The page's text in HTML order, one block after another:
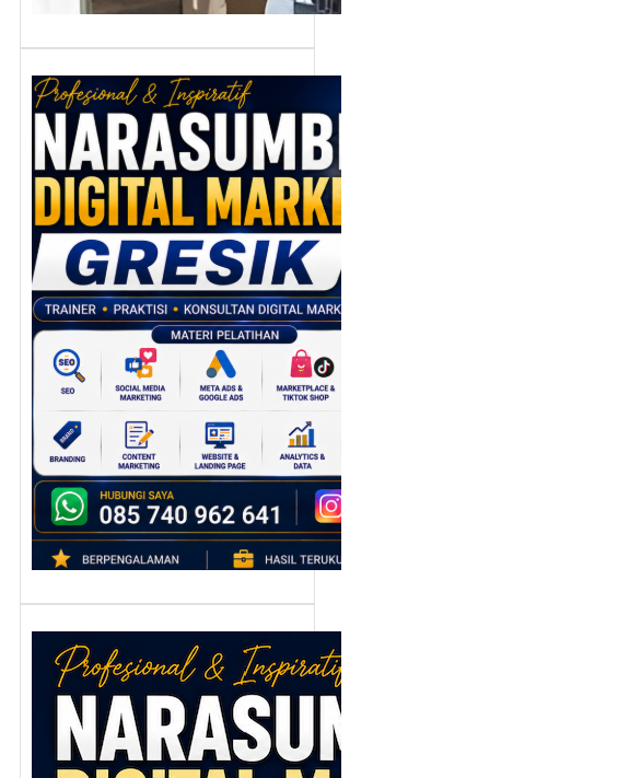
Narasumber
Digital Marketing
Gresik:
Meningkatkan
Daya Saing SDM
dan Bisnis di Era
Transformasi
Digital
Perkembangan dunia
industri tidak hanya
mengubah cara
perusahaan
memproduksi barang,…